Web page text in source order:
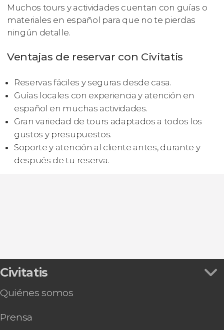
Muchos tours y actividades cuentan con guías o
materiales en español para que no te pierdas
ningún detalle.
Ventajas de reservar con Civitatis
Reservas fáciles y seguras desde casa.
Guías locales con experiencia y atención en
español en muchas actividades.
Gran variedad de tours adaptados a todos los
gustos y presupuestos.
Soporte y atención al cliente antes, durante y
después de tu reserva.
Civitatis
Quiénes somos
Prensa